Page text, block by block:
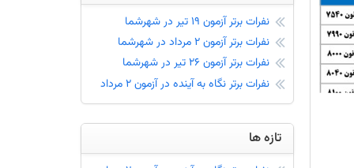
نفرات برتر آزمون 19 تیر در شهرشما
نفرات برتر آزمون 2 مرداد در شهرشما
نفرات برتر آزمون 26 تیر در شهرشما
نفرات برتر نگاه به آینده در آزمون 2 مرداد
تازه ها